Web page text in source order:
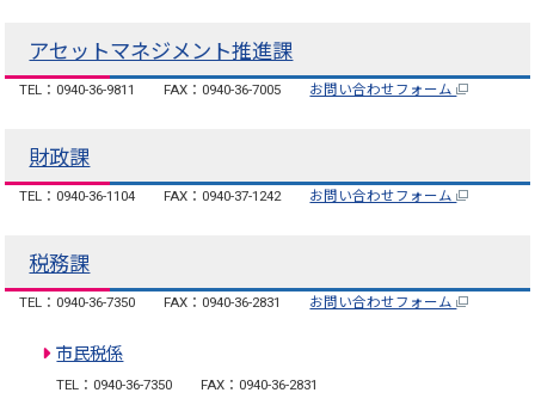
アセットマネジメント推進課
TEL：0940-36-9811 FAX：0940-36-7005 お問い合わせフォーム
財政課
TEL：0940-36-1104 FAX：0940-37-1242 お問い合わせフォーム
税務課
TEL：0940-36-7350 FAX：0940-36-2831 お問い合わせフォーム
市民税係
TEL：0940-36-7350 FAX：0940-36-2831